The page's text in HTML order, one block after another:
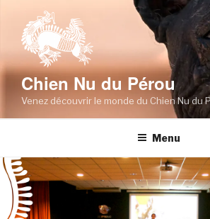
content
Chien Nu du Pérou
Venez découvrir le monde du Chien Nu du
Menu